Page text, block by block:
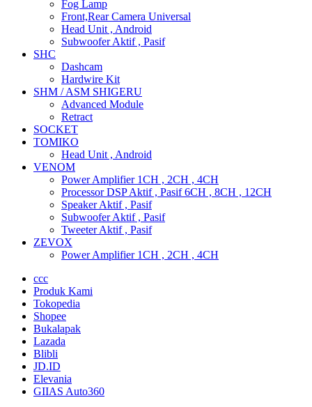
Fog Lamp
Front,Rear Camera Universal
Head Unit , Android
Subwoofer Aktif , Pasif
SHC
Dashcam
Hardwire Kit
SHM / ASM SHIGERU
Advanced Module
Retract
SOCKET
TOMIKO
Head Unit , Android
VENOM
Power Amplifier 1CH , 2CH , 4CH
Processor DSP Aktif , Pasif 6CH , 8CH , 12CH
Speaker Aktif , Pasif
Subwoofer Aktif , Pasif
Tweeter Aktif , Pasif
ZEVOX
Power Amplifier 1CH , 2CH , 4CH
ccc
Produk Kami
Tokopedia
Shopee
Bukalapak
Lazada
Blibli
JD.ID
Elevania
GIIAS Auto360